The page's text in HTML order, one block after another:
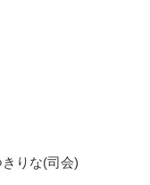
りな(司会)